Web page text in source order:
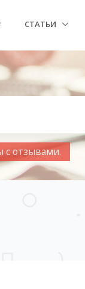
СТАТЬИ
с отзывами.